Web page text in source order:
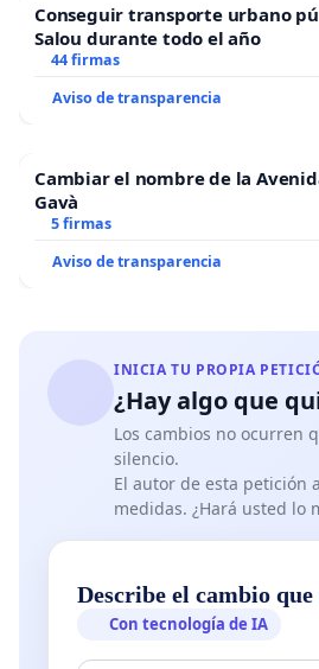
Conseguir transporte urbano
Salou durante todo el año
44 firmas
Aviso de transparencia
Cambiar el nombre de la
Gavà
5 firmas
Aviso de transparencia
INICIA TU PROPIA
¿Hay algo que
Los cambios no ocurren
silencio.
El autor de esta petición
medidas. ¿Hará usted lo
Describe el cambio
Con tecnología de IA